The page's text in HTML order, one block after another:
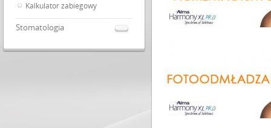
Kalkulator zabiegowy
Stomatologia